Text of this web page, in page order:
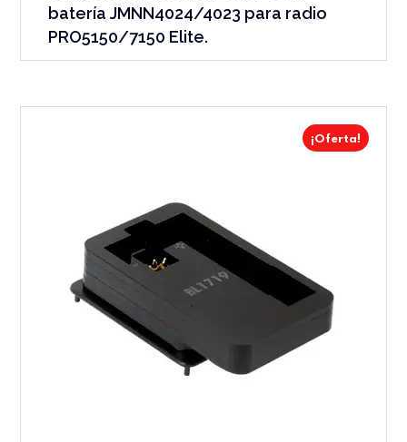
batería JMNN4024/4023 para radio
PRO5150/7150 Elite.
¡Oferta!